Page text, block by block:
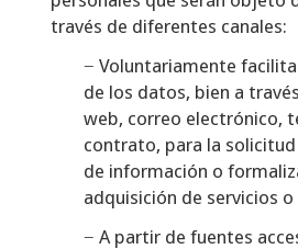
través de diferentes canales:
− Voluntariamente
de los datos, bien a
web, correo electrónico,
contrato, para la
de información o
adquisición de servicios
− A partir de fuentes